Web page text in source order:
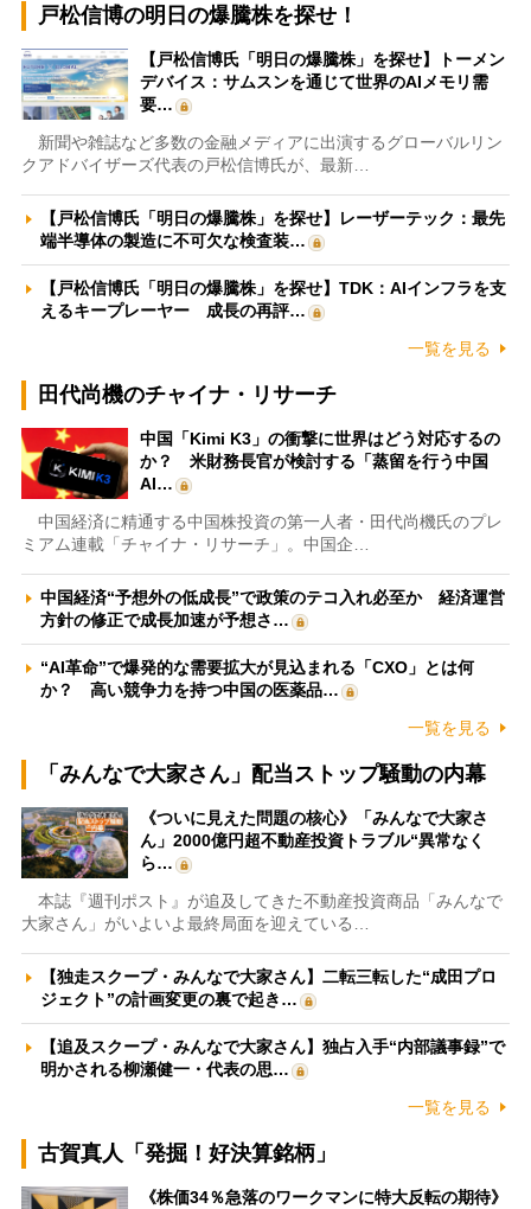
戸松信博の明日の爆騰株を探せ！
【戸松信博氏「明日の爆騰株」を探せ】トーメン
デバイス：サムスンを通じて世界のAIメモリ需
要…
新聞や雑誌など多数の金融メディアに出演するグローバルリン
クアドバイザーズ代表の戸松信博氏が、最新…
【戸松信博氏「明日の爆騰株」を探せ】レーザーテック：最先
端半導体の製造に不可欠な検査装…
【戸松信博氏「明日の爆騰株」を探せ】TDK：AIインフラを支
えるキープレーヤー 成長の再評…
一覧を見る
田代尚機のチャイナ・リサーチ
中国「Kimi K3」の衝撃に世界はどう対応するの
か？ 米財務長官が検討する「蒸留を行う中国
AI…
中国経済に精通する中国株投資の第一人者・田代尚機氏のプレ
ミアム連載「チャイナ・リサーチ」。中国企…
中国経済“予想外の低成長”で政策のテコ入れ必至か 経済運営
方針の修正で成長加速が予想さ…
“AI革命”で爆発的な需要拡大が見込まれる「CXO」とは何
か？ 高い競争力を持つ中国の医薬品…
一覧を見る
「みんなで大家さん」配当ストップ騒動の内幕
《ついに見えた問題の核心》「みんなで大家さ
ん」2000億円超不動産投資トラブル“異常なく
ら…
本誌『週刊ポスト』が追及してきた不動産投資商品「みんなで
大家さん」がいよいよ最終局面を迎えている…
【独走スクープ・みんなで大家さん】二転三転した“成田プロ
ジェクト”の計画変更の裏で起き…
【追及スクープ・みんなで大家さん】独占入手“内部議事録”で
明かされる柳瀬健一・代表の思…
一覧を見る
古賀真人「発掘！好決算銘柄」
《株価34％急落のワークマンに特大反転の期待》